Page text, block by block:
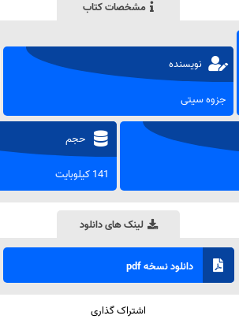
مشخصات کتاب
نویسنده
جزوه سیتی
حجم
141 کیلوبایت
لینک های دانلود
دانلود نسخه pdf
اشتراک گذاری